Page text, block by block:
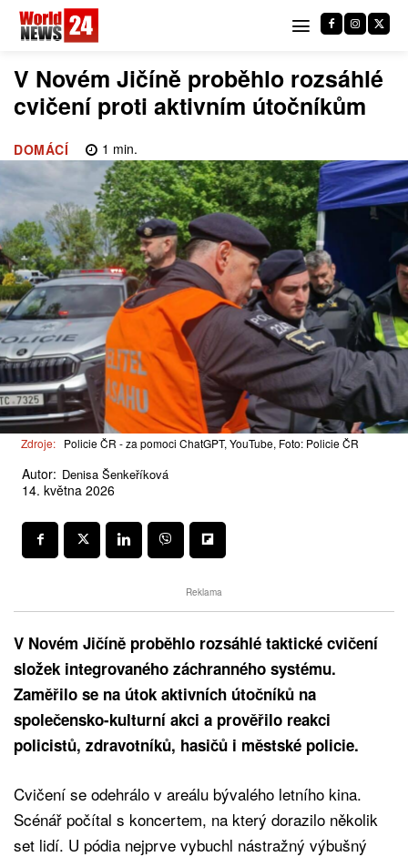
V Novém Jičíně proběhlo rozsáhlé
cvičení proti aktivním útočníkům
DOMÁCÍ 1 min.
Zdroje: Policie ČR - za pomoci ChatGPT, YouTube, Foto: Policie ČR
Autor: Denisa Šenkeříková
14. května 2026
Reklama
V Novém Jičíně proběhlo rozsáhlé taktické cvičení
složek integrovaného záchranného systému.
Zaměřilo se na útok aktivních útočníků na
společensko-kulturní akci a prověřilo reakci
policistů, zdravotníků, hasičů i městské policie.
Cvičení se odehrálo v areálu bývalého letního kina.
Scénář počítal s koncertem, na který dorazilo několik
set lidí. U pódia nejprve vybuchl nástražný výbušný